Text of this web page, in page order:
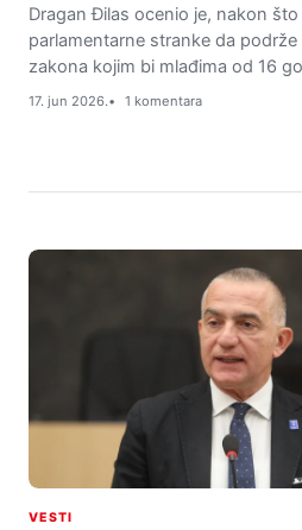
Dragan Đilas ocenio je, nakon
parlamentarne stranke da podrže
zakona kojim bi mlađima od 16
17. jun 2026. 1 komentara
VESTI